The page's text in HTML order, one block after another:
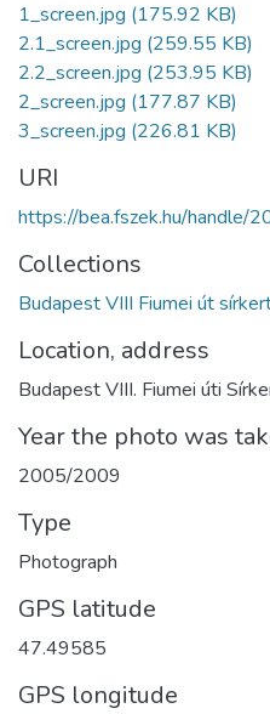
1_screen.jpg (175.92 KB)
2.1_screen.jpg (259.55 KB)
2.2_screen.jpg (253.95 KB)
2_screen.jpg (177.87 KB)
3_screen.jpg (226.81 KB)
URI
https://bea.fszek.hu/handle/
Collections
Budapest VIII Fiumei út
Location, address
Budapest VIII. Fiumei úti
Year the photo was
2005/2009
Type
Photograph
GPS latitude
47.49585
GPS longitude